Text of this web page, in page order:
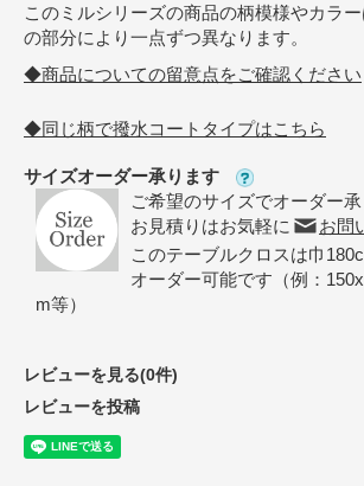
このミルシリーズの商品の柄模様やカラ
の部分により一点ずつ異なります。
◆商品についての留意点をご確認ください
◆同じ柄で撥水コートタイプはこちら
サイズオーダー承ります
ご希望のサイズでオーダー
お見積りはお気軽に
お問
このテーブルクロスは巾
オーダー可能です（例：
m等）
レビューを見る(0件)
レビューを投稿